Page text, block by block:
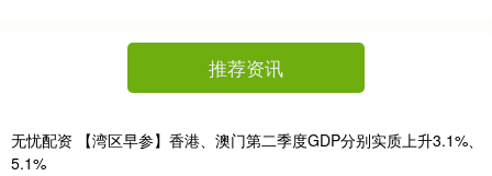
推荐资讯
无忧配资 【湾区早参】香港、澳门第二季度GDP分别实质上升3.1%、
5.1%